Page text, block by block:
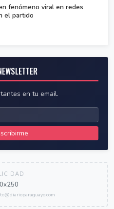
fenómeno viral en redes
el partido
en tu email.